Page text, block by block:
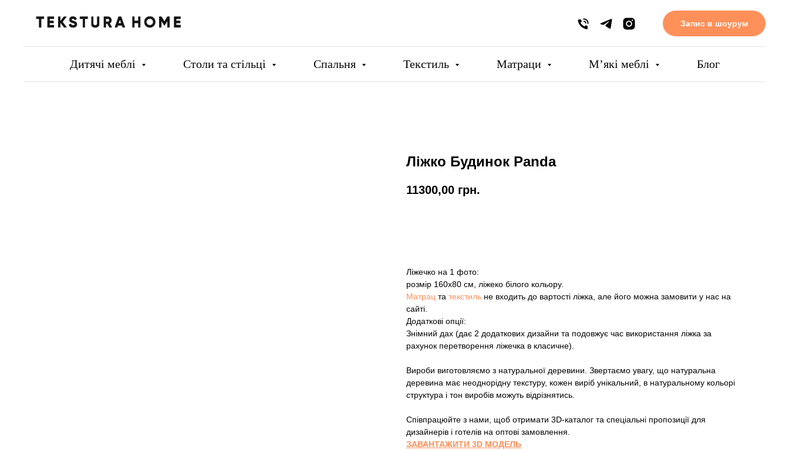
Запис в шоурум
Дитячі меблі Столи та стільці Спальня Текстиль Матраци Мʼякі меблі Блог
Ліжко Будинок Panda
11300,00 грн.
Ліжечко на 1 фото:
розмір 160х80 см, ліжеко білого кольору.
Матрац та текстиль не входить до вартості ліжка, але його можна замовити у нас на
сайті.
Додаткові опції:
Знімний дах (дає 2 додаткових дизайни та подовжує час використання ліжка за
рахунок перетворення ліжечка в класичне).
Вироби виготовляємо з натуральної деревини. Звертаємо увагу, що натуральна
деревина має неоднорідну текстуру, кожен виріб унікальний, в натуральному кольорі
структура і тон виробів можуть відрізнятись.
Співпрацюйте з нами, щоб отримати 3D-каталог та спеціальні пропозиції для
дизайнерів і готелів на оптові замовлення.
ЗАВАНТАЖИТИ 3D МОДЕЛЬ